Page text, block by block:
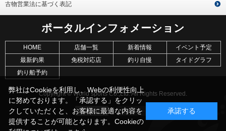
古物営業法に基づく表記
ポータルインフォメーション
HOME 店舗一覧 新着情報
イベント予定
最新釣果
免税対応店 釣り自慢
タイドグラフ
釣り船予約
Copyright © World sports Co.,Ltd. All Rights Reserved.
弊社はCookieを利用し、Webの利便性向上
に努めております。「承認する」をクリッ
クしていただくと、お客様に最適な内容を
提供することが可能となります。Cookieの
承諾する